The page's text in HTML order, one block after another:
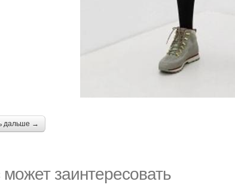
дальше →
заинтересовать